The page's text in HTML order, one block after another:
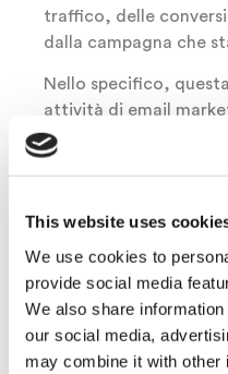
This website uses
We use cookies to
provide social media
We also share
our social media,
may combine it with other
traffico, delle
dalla campagna che
Nello specifico,
attività di email
della provenienza
Può capitare, infatti,
atterri sul sito,
l’acquisto di un
caso abbastanza raro
l’utente navighi il
cerca di informazioni,
tornare sul nostro